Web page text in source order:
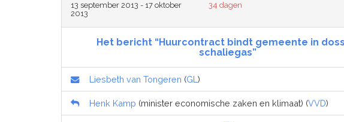
13 september 2013 - 17 oktober
2013
34 dagen
Het bericht “Huurcontract bindt gemeente in
schaliegas”
Liesbeth van Tongeren (GL )
Henk Kamp (minister economische zaken en klimaat) (VVD)